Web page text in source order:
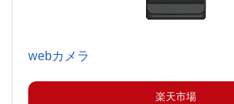
webカメラ
楽天市場